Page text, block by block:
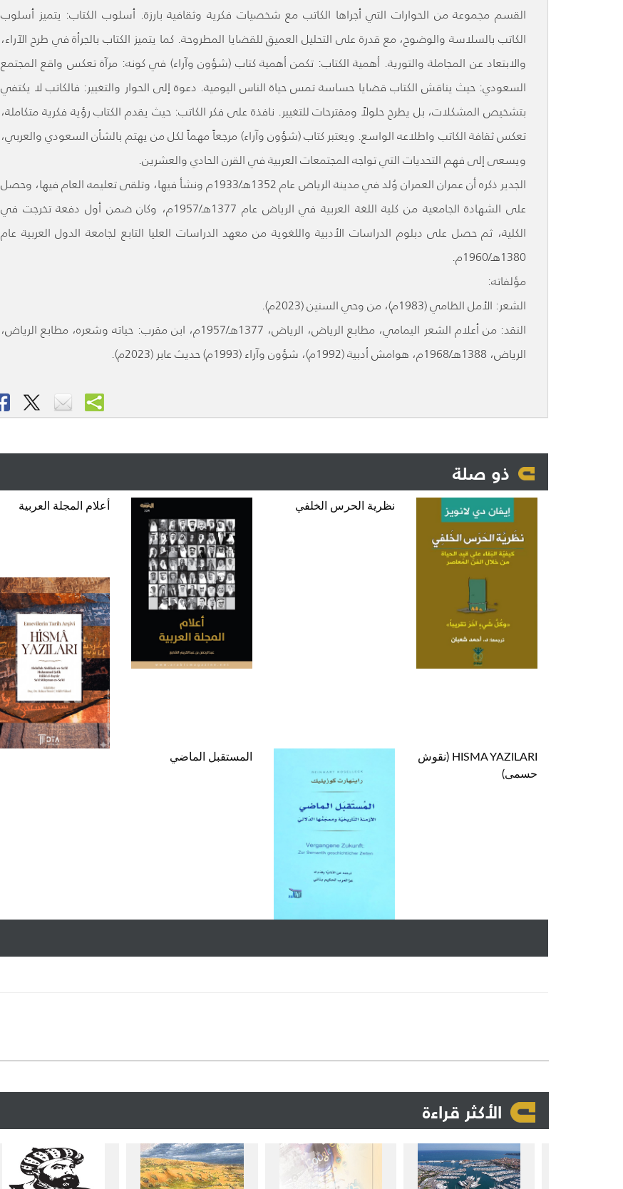
القسم مجموعة من الحوارات التي أجراها الكاتب مع شخصيات فكرية وثقافية بارزة. أسلوب الكتاب: يتميز أسلوب
الكاتب بالسلاسة والوضوح، مع قدرة على التحليل العميق للقضايا المطروحة. كما يتميز الكتاب بالجرأة في طرح الآراء،
والابتعاد عن المجاملة والتورية. أهمية الكتاب: تكمن أهمية كتاب (شؤون وآراء) في كونه: مرآة تعكس واقع المجتمع
السعودي: حيث يناقش الكتاب قضايا حساسة تمس حياة الناس اليومية. دعوة إلى الحوار والتغيير: فالكاتب لا يكتفي
بتشخيص المشكلات، بل يطرح حلولاً ومقترحات للتغيير. نافذة على فكر الكاتب: حيث يقدم الكتاب رؤية فكرية متكاملة،
تعكس ثقافة الكاتب واطلاعه الواسع. ويعتبر كتاب (شؤون وآراء) مرجعاً مهماً لكل من يهتم بالشأن السعودي والعربي،
ويسعى إلى فهم التحديات التي تواجه المجتمعات العربية في القرن الحادي والعشرين.
الجدير ذكره أن عمران العمران وُلد في مدينة الرياض عام 1352هـ/1933م ونشأ فيها، وتلقى تعليمه العام فيها، وحصل
على الشهادة الجامعية من كلية اللغة العربية في الرياض عام 1377هـ/1957م، وكان ضمن أول دفعة تخرجت في
الكلية، ثم حصل على دبلوم الدراسات الأدبية واللغوية من معهد الدراسات العليا التابع لجامعة الدول العربية عام
1380هـ/1960م.
مؤلفاته:
الشعر: الأمل الظامي (1983م)، من وحي السنين (2023م).
النقد: من أعلام الشعر اليمامي، مطابع الرياض، الرياض، 1377هـ/1957م، ابن مقرب: حياته وشعره، مطابع الرياض،
الرياض، 1388هـ/1968م، هوامش أدبية (1992م)، شؤون وآراء (1993م) حديث عابر (2023م).
ذو صلة
نظرية الحرس الخلفي أعلام المجلة العربية
HISMA YAZILARI (نقوش
حسمى)
المستقبل الماضي
الأكثر قراءة